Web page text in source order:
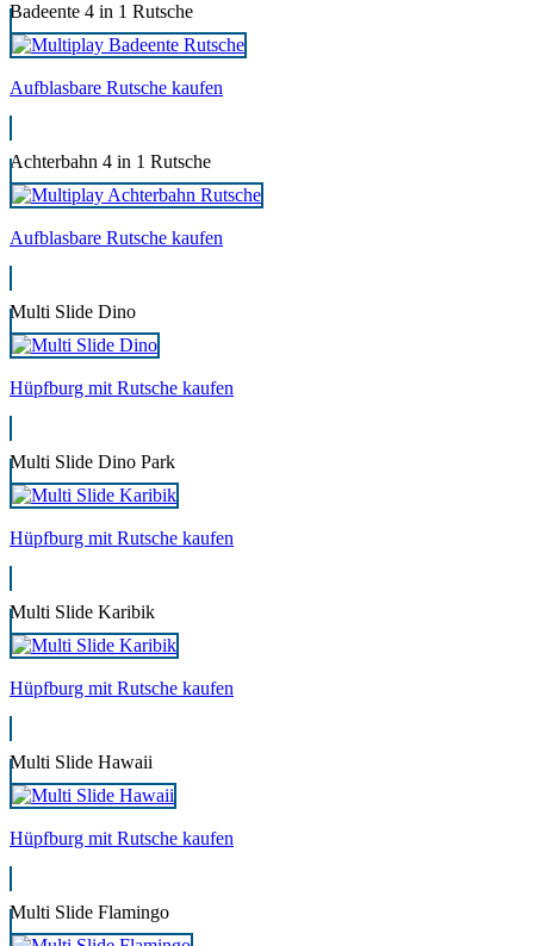
Badeente 4 in 1 Rutsche
Aufblasbare Rutsche kaufen
Achterbahn 4 in 1 Rutsche
Aufblasbare Rutsche kaufen
Multi Slide Dino
Hüpfburg mit Rutsche kaufen
Multi Slide Dino Park
Hüpfburg mit Rutsche kaufen
Multi Slide Karibik
Hüpfburg mit Rutsche kaufen
Multi Slide Hawaii
Hüpfburg mit Rutsche kaufen
Multi Slide Flamingo